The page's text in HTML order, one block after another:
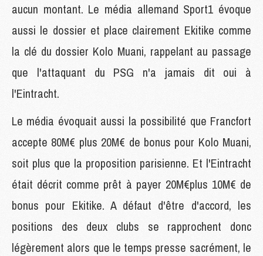
aucun montant. Le média allemand Sport1 évoque
aussi le dossier et place clairement Ekitike comme
la clé du dossier Kolo Muani, rappelant au passage
que l'attaquant du PSG n'a jamais dit oui à
l'Eintracht.
Le média évoquait aussi la possibilité que Francfort
accepte 80M€ plus 20M€ de bonus pour Kolo Muani,
soit plus que la proposition parisienne. Et l'Eintracht
était décrit comme prêt à payer 20M€plus 10M€ de
bonus pour Ekitike. A défaut d'être d'accord, les
positions des deux clubs se rapprochent donc
légèrement alors que le temps presse sacrément, le